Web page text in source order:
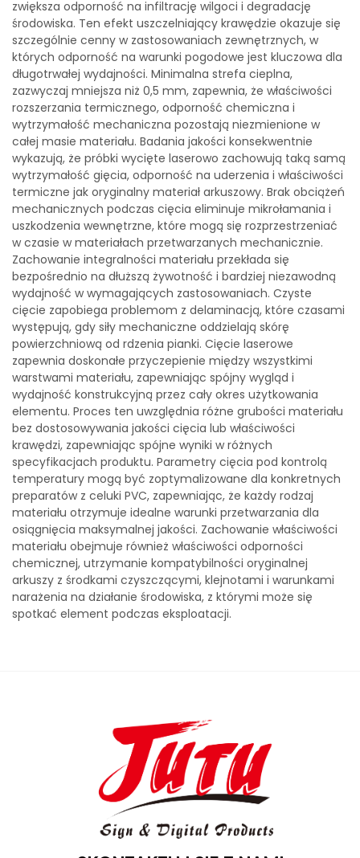
zwiększa odporność na infiltrację wilgoci i degradację
środowiska. Ten efekt uszczelniający krawędzie okazuje się
szczególnie cenny w zastosowaniach zewnętrznych, w
których odporność na warunki pogodowe jest kluczowa dla
długotrwałej wydajności. Minimalna strefa cieplna,
zazwyczaj mniejsza niż 0,5 mm, zapewnia, że właściwości
rozszerzania termicznego, odporność chemiczna i
wytrzymałość mechaniczna pozostają niezmienione w
całej masie materiału. Badania jakości konsekwentnie
wykazują, że próbki wycięte laserowo zachowują taką samą
wytrzymałość gięcia, odporność na uderzenia i właściwości
termiczne jak oryginalny materiał arkuszowy. Brak obciążeń
mechanicznych podczas cięcia eliminuje mikrołamania i
uszkodzenia wewnętrzne, które mogą się rozprzestrzeniać
w czasie w materiałach przetwarzanych mechanicznie.
Zachowanie integralności materiału przekłada się
bezpośrednio na dłuższą żywotność i bardziej niezawodną
wydajność w wymagających zastosowaniach. Czyste
cięcie zapobiega problemom z delaminacją, które czasami
występują, gdy siły mechaniczne oddzielają skórę
powierzchniową od rdzenia pianki. Cięcie laserowe
zapewnia doskonałe przyczepienie między wszystkimi
warstwami materiału, zapewniając spójny wygląd i
wydajność konstrukcyjną przez cały okres użytkowania
elementu. Proces ten uwzględnia różne grubości materiału
bez dostosowywania jakości cięcia lub właściwości
krawędzi, zapewniając spójne wyniki w różnych
specyfikacjach produktu. Parametry cięcia pod kontrolą
temperatury mogą być zoptymalizowane dla konkretnych
preparatów z celuki PVC, zapewniając, że każdy rodzaj
materiału otrzymuje idealne warunki przetwarzania dla
osiągnięcia maksymalnej jakości. Zachowanie właściwości
materiału obejmuje również właściwości odporności
chemicznej, utrzymanie kompatybilności oryginalnej
arkuszy z środkami czyszczącymi, klejnotami i warunkami
narażenia na działanie środowiska, z którymi może się
spotkać element podczas eksploatacji.